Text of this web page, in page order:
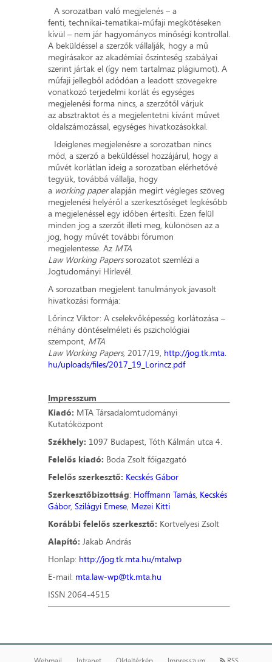
A sorozatban való megjelenés – a
fenti, technikai-tematikai-műfaji megkötéseken
kívül – nem jár hagyományos minőségi kontrollal.
A beküldéssel a szerzők vállalják, hogy a mű
megírásakor az akadémiai őszinteség szabályai
szerint jártak el (így nem tartalmaz plágiumot). A
műfaji jellegből adódóan a leadott szövegekre
vonatkozó terjedelmi korlát és egységes
megjelenési forma nincs, a szerzőtől várjuk
az absztraktot és a megjelentetni kívánt művet
oldalszámozással, egységes hivatkozásokkal.
Ideiglenes megjelenésre a sorozatban nincs
mód, a szerző a beküldéssel hozzájárul, hogy a
művét korlátlan ideig a sorozatban elérhetővé
tegyük, továbbá vállalja, hogy
a working paperalapján megírt végleges szöveg
megjelenési helyéről a szerkesztőséget legkésőbb
a megjelenéssel egy időben értesíti. Ezen felül
minden jog a szerzőt illeti meg, különösen az a
jog, hogy művét további fórumon
megjelentesse. Az MTA
Law Working Paperssorozatot szemlézi a
Jogtudományi Hírlevél.
A sorozatban megjelent tanulmányok javasolt
hivatkozási formája:
Lőrincz Viktor: A cselekvőképesség korlátozása –
néhány döntéselméleti és pszichológiai
szempont, MTA
Law Working Papers, 2017/19, http://jog.tk.mta.
hu/uploads/files/2017_19_Lorincz.pdf
Impresszum
Kiadó: MTA Társadalomtudományi
Kutatóközpont
Székhely: 1097 Budapest, Tóth Kálmán utca 4.
Felelős kiadó: Boda Zsolt főigazgató
Felelős szerkesztő: Kecskés Gábor
Szerkesztőbizottság: Hoffmann Tamás, Kecskés
Gábor, Szilágyi Emese, Mezei Kitti
Korábbi felelős szerkesztő: Kortvelyesi Zsolt
Alapító: Jakab András
Honlap: http://jog.tk.mta.hu/mtalwp
E-mail: mta.law-wp@tk.mta.hu
ISSN 2064-4515